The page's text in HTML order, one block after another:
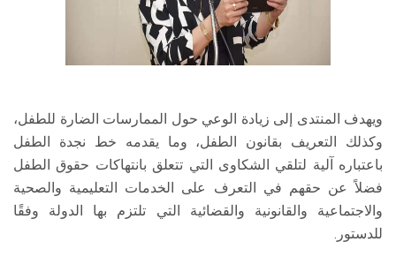
ويهدف المنتدى إلى زيادة الوعي حول الممارسات الضارة للطفل،
وكذلك التعريف بقانون الطفل، وما يقدمه خط نجدة الطفل
باعتباره آلية لتلقي الشكاوى التي تتعلق بانتهاكات حقوق الطفل
فضلاً عن حقهم في التعرف على الخدمات التعليمية والصحية
والاجتماعية والقانونية والقضائية التي تلتزم بها الدولة وفقًا
للدستور.